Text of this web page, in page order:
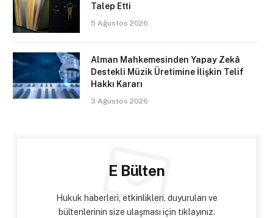
Talep Etti
5 Ağustos 2026
Alman Mahkemesinden Yapay Zekâ
Destekli Müzik Üretimine İlişkin Telif
Hakkı Kararı
3 Ağustos 2026
E Bülten
Hukuk haberleri, etkinlikleri, duyuruları ve
bültenlerinin size ulaşması için tıklayınız.